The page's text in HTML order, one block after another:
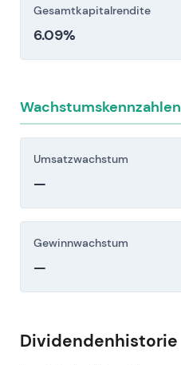
Gesamtkapitalrendite
6.09%
Wachstumskennzahlen
Umsatzwachstum
—
Gewinnwachstum
—
Dividendenhistorie